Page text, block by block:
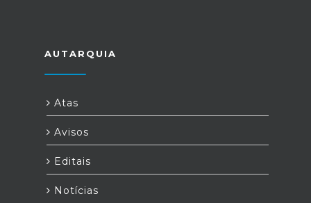
AUTARQUIA
Atas
Avisos
Editais
Notícias